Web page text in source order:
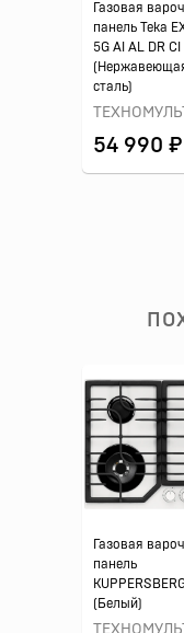
Газовая
панель Teka
5G AI AL DR CI
сталь)
ТЕХНОМУЛЬТ
54 990 ₽
Газовая
панель
(Белый)
ТЕХНОМУЛЬТ